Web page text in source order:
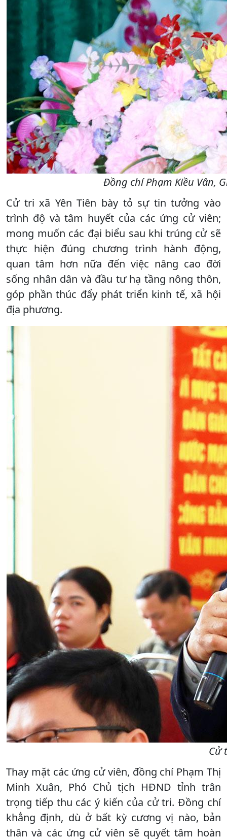
Đồng chí Phạm Kiều Vân,
Cử tri xã Yên Tiên bày tỏ sự tin tưởng vào
trình độ và tâm huyết của các ứng cử viên;
mong muốn các đại biểu sau khi trúng cử sẽ
thực hiện đúng chương trình hành động,
quan tâm hơn nữa đến việc nâng cao đời
sống nhân dân và đầu tư hạ tầng nông thôn,
góp phần thúc đẩy phát triển kinh tế, xã hội
địa phương.
Cử
Thay mặt các ứng cử viên, đồng chí Phạm Thị
Minh Xuân, Phó Chủ tịch HĐND tỉnh trân
trọng tiếp thu các ý kiến của cử tri. Đồng chí
khẳng định, dù ở bất kỳ cương vị nào, bản
thân và các ứng cử viên sẽ quyết tâm hoàn